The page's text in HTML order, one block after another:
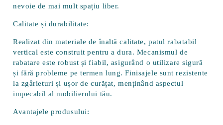
nevoie de mai mult spațiu liber.
Calitate și durabilitate:
Realizat din materiale de înaltă calitate, patul rabatabil
vertical este construit pentru a dura. Mecanismul de
rabatare este robust și fiabil, asigurând o utilizare sigură
și fără probleme pe termen lung. Finisajele sunt rezistente
la zgârieturi și ușor de curățat, menținând aspectul
impecabil al mobilierului tău.
Avantajele produsului: